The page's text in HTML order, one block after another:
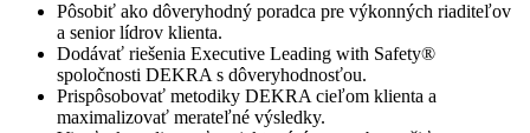
Pôsobiť ako dôveryhodný poradca pre výkonných riaditeľov
a senior lídrov klienta.
Dodávať riešenia Executive Leading with Safety®
spoločnosti DEKRA s dôveryhodnosťou.
Prispôsobovať metodiky DEKRA cieľom klienta a
maximalizovať merateľné výsledky.